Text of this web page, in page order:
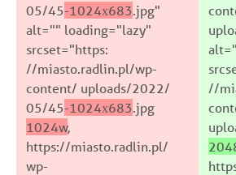
05/45-1024x683.jpg"
alt="" loading="lazy"
srcset="https:
//miasto.radlin.pl/wp-
content/ uploads/2022/
05/45-1024x683.jpg
1024w,
https://miasto.radlin.pl/
wp-
//